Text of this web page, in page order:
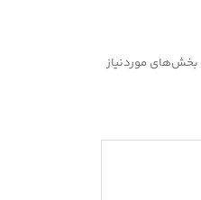
بخش‌های موردنیاز